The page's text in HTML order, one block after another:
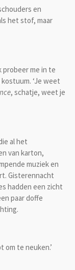
en
het stof, maar
probeer me in te
‘Je weet
, schatje, weet je
al het
van karton,
muziek en
Gisterennacht
hadden een zicht
paar doffe
om te neuken.’